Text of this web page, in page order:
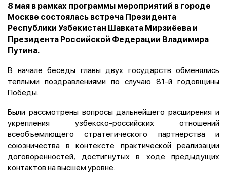
8 мая в рамках программы мероприятий в городе
Москве состоялась встреча Президента
Республики Узбекистан Шавката Мирзиёева и
Президента Российской Федерации Владимира
Путина.
В начале беседы главы двух государств обменялись
теплыми поздравлениями по случаю 81-й годовщины
Победы.
Были рассмотрены вопросы дальнейшего расширения и
укрепления узбекско-российских отношений
всеобъемлющего стратегического партнерства и
союзничества в контексте практической реализации
договоренностей, достигнутых в ходе предыдущих
контактов на высшем уровне.